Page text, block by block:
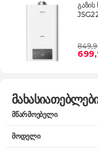
მწარმოებელი
მოდელი